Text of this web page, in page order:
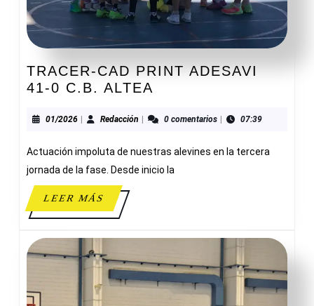
TRACER-CAD PRINT ADESAVI
41-0 C.B. ALTEA
PRINT
41-
0
01/202601/2026
| Redacción Redacción
| 0 comentarios | 07:39
Actuación impoluta de nuestras alevines en la tercera
jornada de la fase. Desde inicio la
LEER MÁSLEER
MÁS